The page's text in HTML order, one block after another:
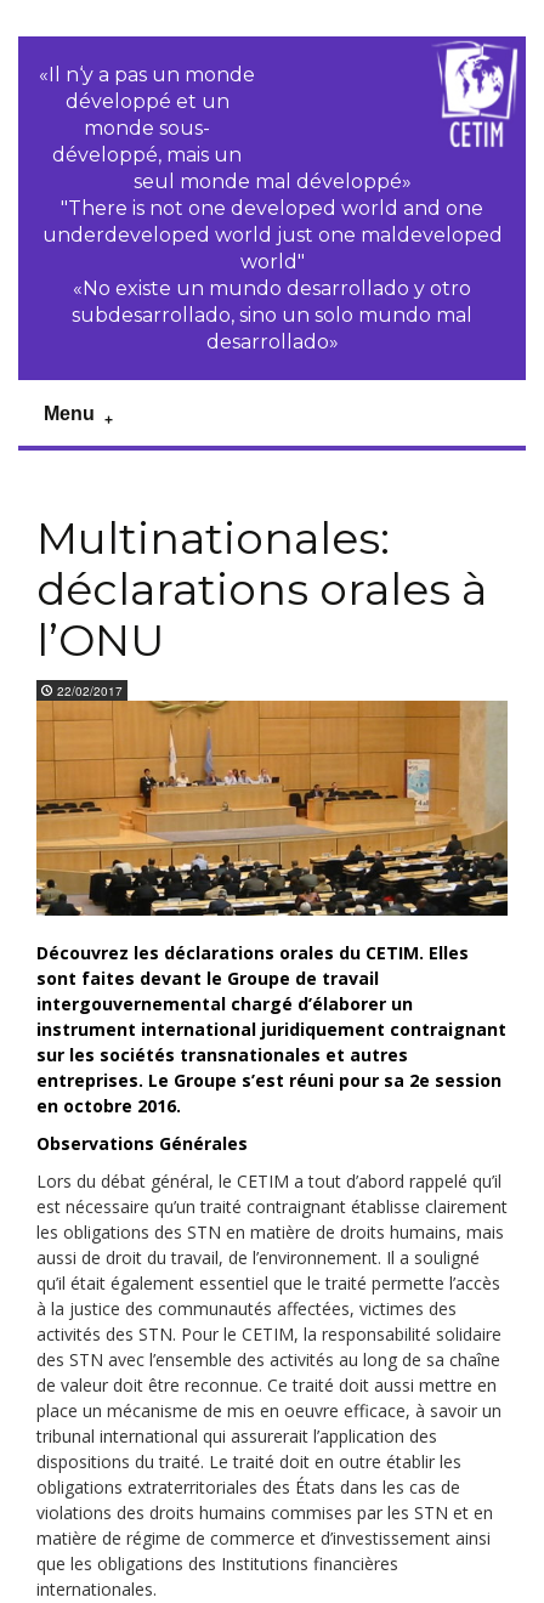
«Il n‘y a pas un monde
développé et un
monde sous-
développé, mais un
seul monde mal développé»
"There is not one developed world and one
underdeveloped world just one maldeveloped
world"
«No existe un mundo desarrollado y otro
subdesarrollado, sino un solo mundo mal
desarrollado»
Menu
Multinationales:
déclarations orales à
l’ONU
22/02/2017
Découvrez les déclarations orales du CETIM. Elles
sont faites devant le Groupe de travail
intergouvernemental chargé d’élaborer un
instrument international juridiquement contraignant
sur les sociétés transnationales et autres
entreprises. Le Groupe s’est réuni pour sa 2e session
en octobre 2016.
Observations Générales
Lors du débat général, le CETIM a tout d’abord rappelé qu’il
est nécessaire qu’un traité contraignant établisse clairement
les obligations des STN en matière de droits humains, mais
aussi de droit du travail, de l’environnement. Il a souligné
qu’il était également essentiel que le traité permette l’accès
à la justice des communautés affectées, victimes des
activités des STN. Pour le CETIM, la responsabilité solidaire
des STN avec l’ensemble des activités au long de sa chaîne
de valeur doit être reconnue. Ce traité doit aussi mettre en
place un mécanisme de mis en oeuvre efficace, à savoir un
tribunal international qui assurerait l’application des
dispositions du traité. Le traité doit en outre établir les
obligations extraterritoriales des États dans les cas de
violations des droits humains commises par les STN et en
matière de régime de commerce et d’investissement ainsi
que les obligations des Institutions financières
internationales.